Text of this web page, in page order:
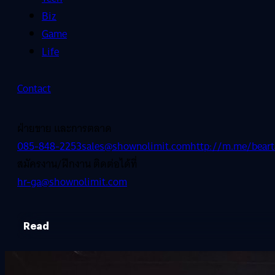
Biz
Game
Life
Contact
ฝ่ายขาย และการตลาด
085-848-2253sales@shownolimit.comhttp://m.me/
สมัครงาน/ฝึกงาน ติดต่อได้ที่
hr-ga@shownolimit.com
Read